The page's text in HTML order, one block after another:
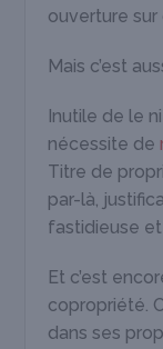
ouverture sur
Mais c’est
Inutile de le
nécessite de
Titre de
par-là,
fastidieuse
Et c’est
copropriété.
dans ses